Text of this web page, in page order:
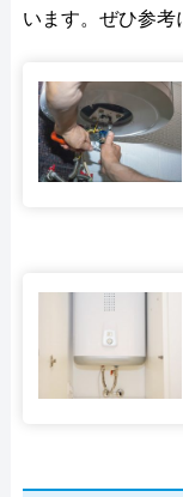
います。ぜひ参考